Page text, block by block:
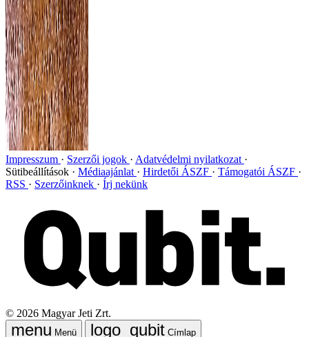
Impresszum Szerzői jogok
Adatvédelmi nyilatkozat
Sütibeállítások
Médiaajánlat Hirdetői ÁSZF
Támogatói ÁSZF
RSS
Szerzőinknek Írj nekünk
© 2026 Magyar Jeti Zrt.
Menü Címlap